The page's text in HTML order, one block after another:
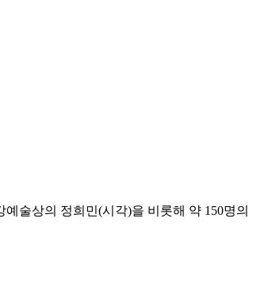
술상의 정희민(시각)을 비롯해 약 150명의